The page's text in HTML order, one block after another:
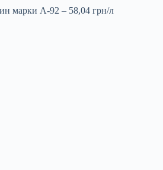
марки А-92 – 58,04 грн/л